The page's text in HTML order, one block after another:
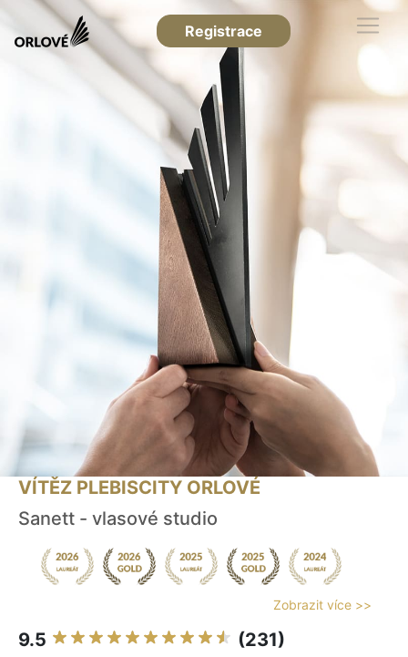
Registrace
VÍTĚZ PLEBISCITY ORLOVÉ
Sanett - vlasové studio
Zobrazit více >>
9.5 (231)